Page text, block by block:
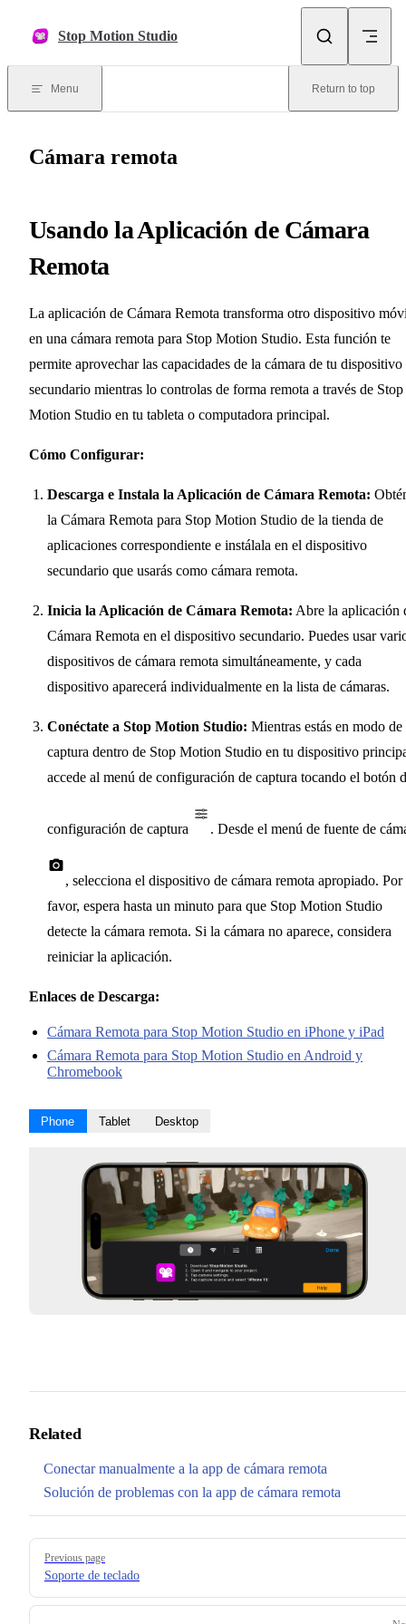
Stop Motion Studio
Menu Return to top
Cámara remota
Usando la Aplicación de Cámara
Remota
La aplicación de Cámara Remota transforma otro dispositivo
en una cámara remota para Stop Motion Studio. Esta función te
permite aprovechar las capacidades de la cámara de tu dispositivo
secundario mientras lo controlas de forma remota a través de Stop
Motion Studio en tu tableta o computadora principal.
Cómo Configurar:
Descarga e Instala la Aplicación de Cámara Remota:
la Cámara Remota para Stop Motion Studio de la tienda de
aplicaciones correspondiente e instálala en el dispositivo
secundario que usarás como cámara remota.
Inicia la Aplicación de Cámara Remota: Abre la aplicación
Cámara Remota en el dispositivo secundario. Puedes usar
dispositivos de cámara remota simultáneamente, y cada
dispositivo aparecerá individualmente en la lista de cámaras.
Conéctate a Stop Motion Studio: Mientras estás en modo de
captura dentro de Stop Motion Studio en tu dispositivo
accede al menú de configuración de captura tocando el botón
configuración de captura . Desde el menú de fuente de
, selecciona el dispositivo de cámara remota apropiado. Por
favor, espera hasta un minuto para que Stop Motion Studio
detecte la cámara remota. Si la cámara no aparece, considera
reiniciar la aplicación.
Enlaces de Descarga:
Cámara Remota para Stop Motion Studio en iPhone y iPad
Cámara Remota para Stop Motion Studio en Android y
Chromebook
Phone Tablet Desktop
Related
Conectar manualmente a la app de cámara remota
Solución de problemas con la app de cámara remota
Pager
Previous page
Soporte de teclado